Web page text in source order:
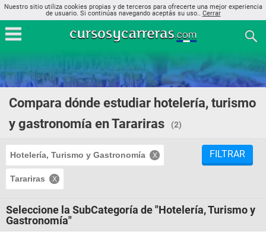
Nuestro sitio utiliza cookies propias y de terceros para ofrecerte una mejor experiencia
de usuario. Si continúas navegando aceptás su uso.. Cerrar
Compara dónde estudiar hotelería, turismo
y gastronomía en Tarariras
(2)
Hotelería, Turismo y Gastronomía
Tarariras
FILTRAR
Seleccione la SubCategoría de "Hotelería, Turismo y
Gastronomía"